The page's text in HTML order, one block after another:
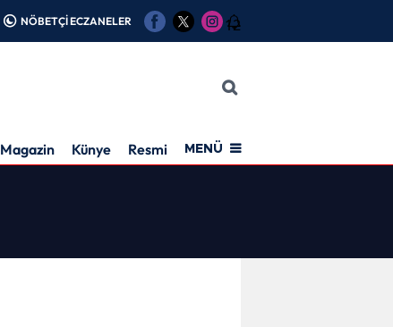
NÖBETÇİ ECZANELER 12
Magazin Künye Resmi İlanMENÜ